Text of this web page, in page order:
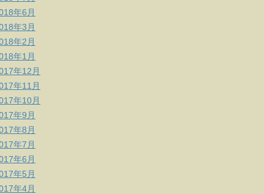
年6月
年3月
年2月
年1月
年12月
年11月
年10月
年9月
年8月
年7月
年6月
年5月
年4月